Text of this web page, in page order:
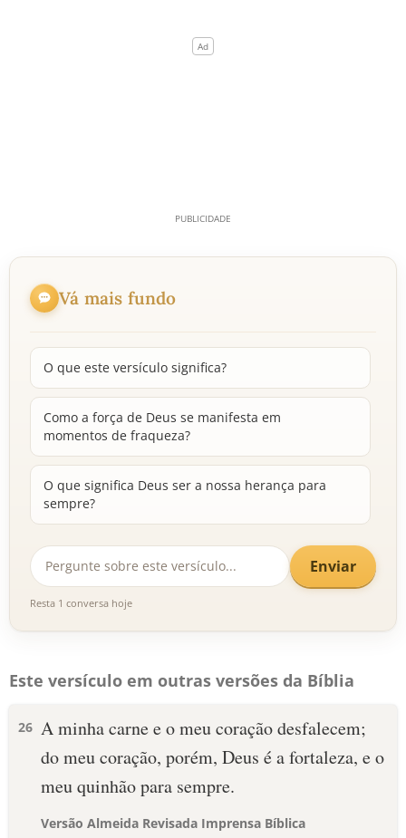
Vá mais fundo
O que este versículo significa?
Como a força de Deus se manifesta em
momentos de fraqueza?
O que significa Deus ser a nossa herança para
sempre?
Enviar
Resta 1 conversa hoje
Este versículo em outras versões da Bíblia
26 A minha carne e o meu coração desfalecem;
do meu coração, porém, Deus é a fortaleza, e o
meu quinhão para sempre.
Versão Almeida Revisada Imprensa Bíblica